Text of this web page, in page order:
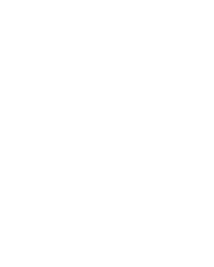
Quirós respondió ya al
publicada al casi instante.
ascuas, explica, con un
sus intentos de presionar
cierto «a día de hoy no está
una persona importante y
encantado de mandarle yo